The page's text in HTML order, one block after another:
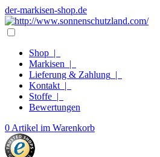
der-markisen-shop.de
Shop |
Markisen |
Lieferung & Zahlung |
Kontakt |
Stoffe |
Bewertungen
0 Artikel im Warenkorb